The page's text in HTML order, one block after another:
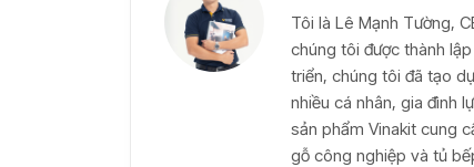
Tôi là Lê Mạnh Tường,
chúng tôi được thành
triển, chúng tôi đã tạo
nhiều cá nhân, gia đình
sản phẩm Vinakit cung
gỗ công nghiệp và tủ